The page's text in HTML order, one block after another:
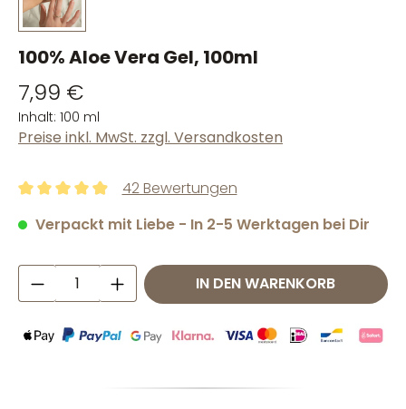
100% Aloe Vera Gel, 100ml
7,99 €
Inhalt: 100 ml
Preise inkl. MwSt. zzgl. Versandkosten
42 Bewertungen
Verpackt mit Liebe - In 2-5 Werktagen bei Dir
Produkt Anzahl: Gib denIN DEN WARENKORB